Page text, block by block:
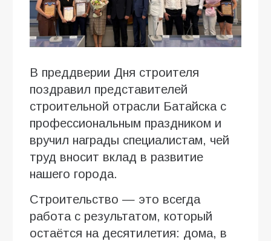
В преддверии Дня строителя
поздравил представителей
строительной отрасли Батайска с
профессиональным праздником и
вручил награды специалистам, чей
труд вносит вклад в развитие
нашего города.
Строительство — это всегда
работа с результатом, который
остаётся на десятилетия: дома, в